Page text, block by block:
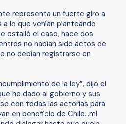
representa un fuerte giro a
lo que venían planteando
estalló el caso, hace dos
no habían sido actos de
no debían registrarse en
de la ley”, dijo el
he dado al gobierno y sus
con todas las actorías para
en beneficio de Chile…mi